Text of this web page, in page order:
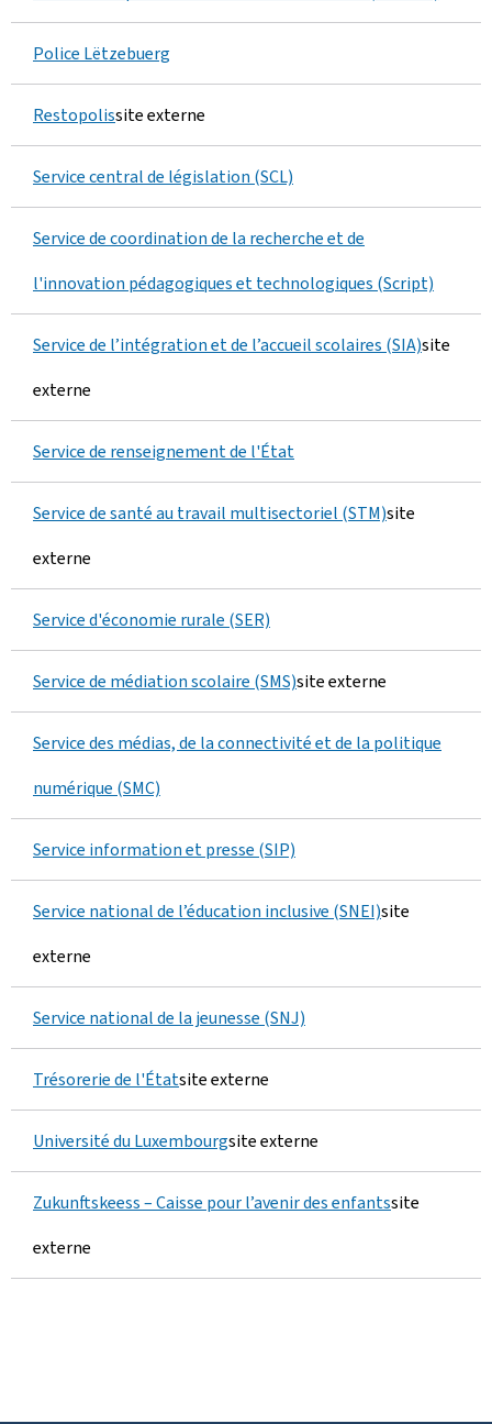
Police Lëtzebuerg
Restopolissite externe
Service central de législation (SCL)
Service de coordination de la recherche et de
l'innovation pédagogiques et technologiques (Script)
Service de l’intégration et de l’accueil scolaires (SIA)site
externe
Service de renseignement de l'État
Service de santé au travail multisectoriel (STM)site
externe
Service d'économie rurale (SER)
Service de médiation scolaire (SMS)site externe
Service des médias, de la connectivité et de la politique
numérique (SMC)
Service information et presse (SIP)
Service national de l’éducation inclusive (SNEI)site
externe
Service national de la jeunesse (SNJ)
Trésorerie de l'Étatsite externe
Université du Luxembourgsite externe
Zukunftskeess – Caisse pour l’avenir des enfantssite
externe